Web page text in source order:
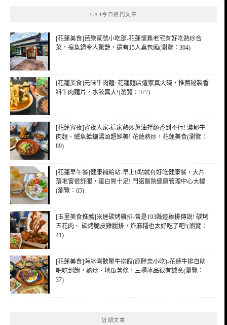
GA4今日熱門文章
[花蓮美食]芭樂貳號小吃部-花蓮懷舊老宅有好吃熱炒合
菜，搞魚鍋令人驚艷，還有15人桌包廂(瀏覽：304)
[花蓮美食]元味牛肉麵: 花蓮麵店這家真大碗，推薦秘製香
料牛肉麵片，水餃真大!(瀏覽：377)
[花蓮宵夜]宵夜人家-這家熱炒蔥油拌麵香到不行! 濃郁牛
肉麵、鱸魚蛤蠣湯頭超鮮美! 花蓮熱炒，花蓮美食(瀏覽：
89)
[花蓮早午餐]健康補給站-早上8點就有好吃健康餐，大片
落地窗很舒服，蛋白質十足! 門諾醫院健康管理中心大樓
(瀏覽：65)
[玉里美食推薦]米達碳烤雞排-曾是193縣道雞排傳說! 碳烤
五花肉、 碳烤脆皮雞腿排，炸麻糬也太好吃了吧!(瀏覽：
41)
[花蓮美食]海冰灣歡聚牛排館(原胖忠小吃)-花蓮牛排自助
吧吃到飽，熱炒、地瓜薯條，三櫃冰品很有誠意(瀏覽：
37)
近期文章